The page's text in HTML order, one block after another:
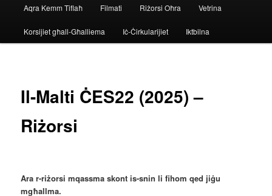
Aqra Kemm Tiflaħ Filmati Riżorsi Oħra Vetrina
Korsijiet għall-Għalliema Iċ-Ċirkularijiet Iktbilna
Il-Malti ĊES22 (2025) –
Riżorsi
Ara r-riżorsi mqassma skont is-snin li fihom qed jiġu
mgħallma.